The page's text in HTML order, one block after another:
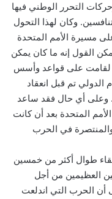
التحرر الوطني فيها
وكان لهذا التحول
مسيرة الأمم المتحدة
القول إنه ما كان يمكن
لقامت على قواعد وأسس
الدولي تم قبل انعقاد
وعلى أي حال فقد ساعد
المتحدة بعد أن كانت
في الحرب
طوال أكثر من خمسين
العظيمين من أجل
أن الحرب التي اندلعت